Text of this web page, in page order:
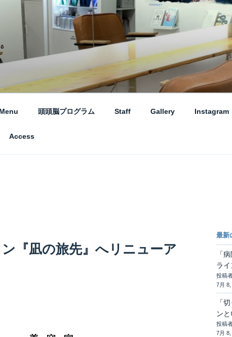
ランプ – AME TO LAMP
容室 雨とランプ】のHPです。「本」と「髪質改善・縮毛矯正
Menu 頭頭脳プログラム Staff Gallery Instagram
Access
『凪の旅先』へリニューア
最新
「
ラ
投稿
7月 8,
「
ン
投稿
7月 8,